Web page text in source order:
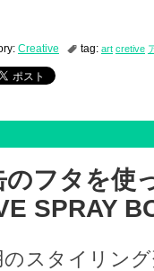
Creative tag: art cretive
のフタを使
SPRAY
スタイリン